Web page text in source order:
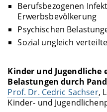
Berufsbezogenen
Erwerbsbevölkerung
Psychischen
Sozial ungleich
Kinder und Jugendliche
Belastungen durch
Prof. Dr. Cedric Sachser,
Kinder- und